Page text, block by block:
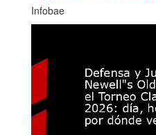
Infobae